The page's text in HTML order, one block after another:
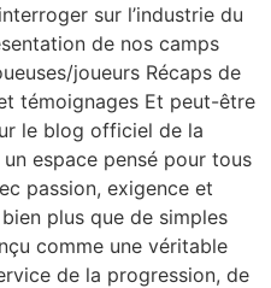
sur l’industrie du
de nos camps
joueurs Récaps de
témoignages Et peut-être
le blog officiel de la
espace pensé pour tous
passion, exigence et
plus que de simples
comme une véritable
de la progression, de